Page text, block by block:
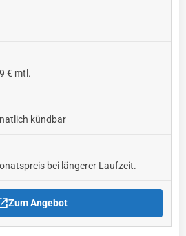
€ mtl.
kündbar
bei längerer Laufzeit.
Zum Angebot